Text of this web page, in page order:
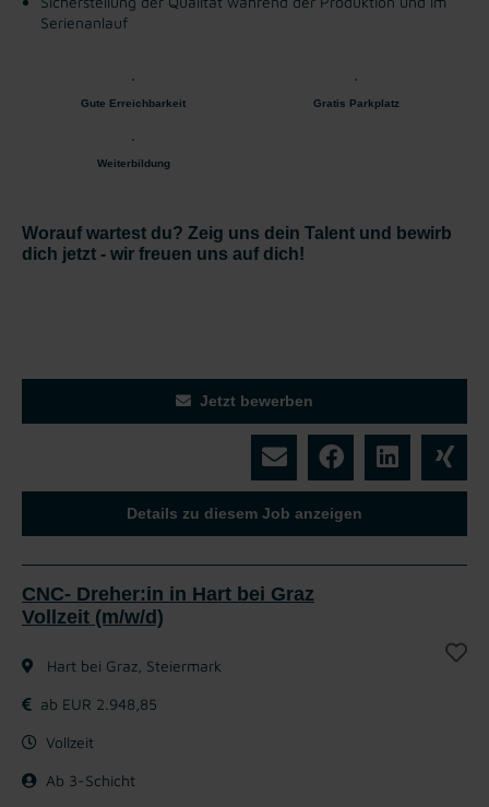
Serienanlauf
Gute Erreichbarkeit Gratis Parkplatz
Weiterbildung
Worauf wartest du? Zeig uns dein Talent und bewirb
dich jetzt - wir freuen uns auf dich!
Jetzt bewerben
Details zu diesem Job anzeigen
CNC- Dreher:in in Hart bei Graz
Vollzeit (m/w/d)
Hart bei Graz, Steiermark
ab EUR 2.948,85
Vollzeit
Ab 3-Schicht